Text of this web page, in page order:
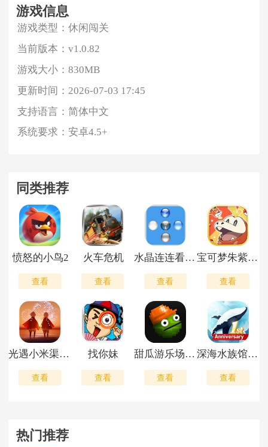
游戏信息
游戏类型：休闲闯关
当前版本：v1.0.82
游戏大小：830MB
更新时间： 2026-07-03 17:45
支持语言：简体中文
系统要求：安卓4.5+
同类推荐
愤怒的小鸟2
查看
火车危机
查看
水晶连连看单机版
查看
宝可梦朱紫手机版
查看
光遇小米渠道服
查看
找你妹
查看
甜瓜游乐场最新版
查看
深海水族馆极地
查看
热门推荐